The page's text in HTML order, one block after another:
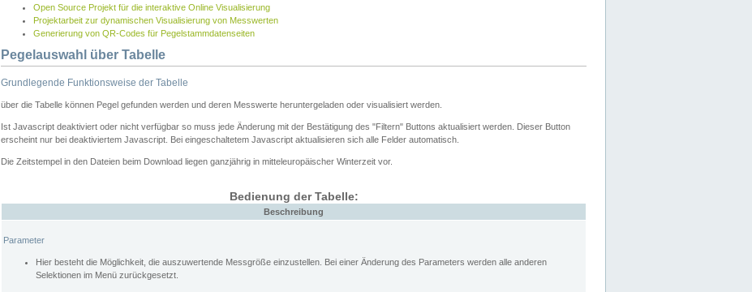
Open Source Projekt für die interaktive Online Visualisierung
Projektarbeit zur dynamischen Visualisierung von Messwerten
Generierung von QR-Codes für Pegelstammdatenseiten
Pegelauswahl über Tabelle
Grundlegende Funktionsweise der Tabelle
über die Tabelle können Pegel gefunden werden und deren Messwerte heruntergeladen oder visualisiert werden.
Ist Javascript deaktiviert oder nicht verfügbar so muss jede Änderung mit der Bestätigung des "Filtern" Buttons aktualisiert werden. Dieser Button
erscheint nur bei deaktiviertem Javascript. Bei eingeschaltetem Javascript aktualisieren sich alle Felder automatisch.
Die Zeitstempel in den Dateien beim Download liegen ganzjährig in mitteleuropäischer Winterzeit vor.
Bedienung der Tabelle:
Beschreibung
Parameter
Hier besteht die Möglichkeit, die auszuwertende Messgröße einzustellen. Bei einer Änderung des Parameters werden alle anderen
Selektionen im Menü zurückgesetzt.